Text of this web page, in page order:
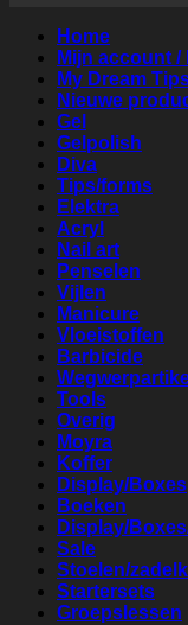
Home
Mijn account /
My Dream
Nieuwe
Gel
Gelpolish
Diva
Tips/forms
Elektra
Acryl
Nail art
Penselen
Vijlen
Manicure
Vloeistoffen
Barbicide
Tools
Overig
Moyra
Koffer
Display/Boxes
Boeken
Display/
Sale
Stoelen/
Startersets
Groepslessen